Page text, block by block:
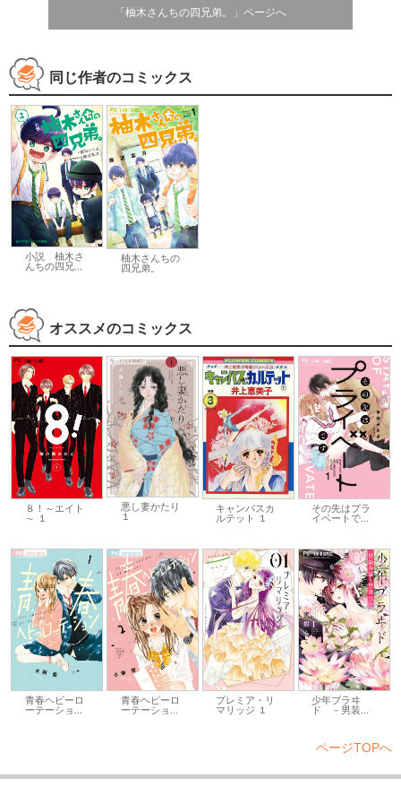
「柚木さんちの四兄弟。」ページへ
同じ作者のコミックス
小説 柚木さ
んちの四兄...
柚木さんちの
四兄弟。
オススメのコミックス
８！～エイト
～ １
悪し妻かたり
１
キャンパスカ
ルテット １
その先はプラ
イベートで...
青春ヘビーロ
ーテーショ...
青春ヘビーロ
ーテーショ...
プレミア・リ
マリッジ １
少年ブラヰ
ド －男装...
ページTOPへ